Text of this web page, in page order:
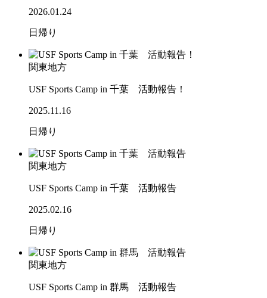
2026.01.24
日帰り
関東地方
USF Sports Camp in 千葉 活動報告！
2025.11.16
日帰り
関東地方
USF Sports Camp in 千葉 活動報告
2025.02.16
日帰り
関東地方
USF Sports Camp in 群馬 活動報告